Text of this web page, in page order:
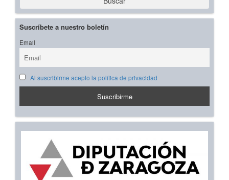
Suscríbete a nuestro boletín
Email
Al suscribirme acepto la política de privacidad